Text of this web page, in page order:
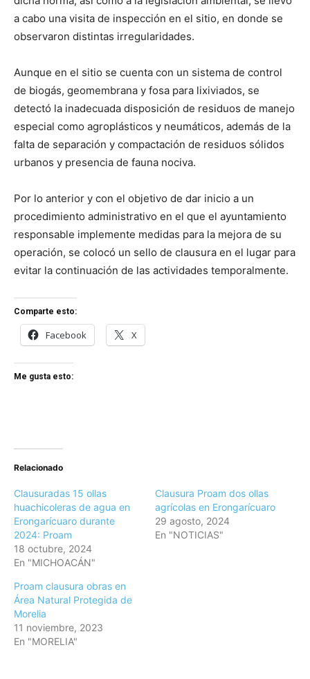
a cabo una visita de inspección en el sitio, en donde se
observaron distintas irregularidades.
Aunque en el sitio se cuenta con un sistema de control
de biogás, geomembrana y fosa para lixiviados, se
detectó la inadecuada disposición de residuos de manejo
especial como agroplásticos y neumáticos, además de la
falta de separación y compactación de residuos sólidos
urbanos y presencia de fauna nociva.
Por lo anterior y con el objetivo de dar inicio a un
procedimiento administrativo en el que el ayuntamiento
responsable implemente medidas para la mejora de su
operación, se colocó un sello de clausura en el lugar para
evitar la continuación de las actividades temporalmente.
Comparte esto:
Facebook X
Me gusta esto:
Relacionado
Clausuradas 15 ollas
huachicoleras de agua en
Erongarícuaro durante
2024: Proam
18 octubre, 2024
En "MICHOACÁN"
Clausura Proam dos ollas
agrícolas en Erongarícuaro
29 agosto, 2024
En "NOTICIAS"
Proam clausura obras en
Área Natural Protegida de
Morelia
11 noviembre, 2023
En "MORELIA"